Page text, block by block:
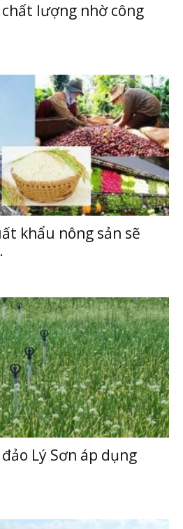
lượng nhờ công
khẩu nông sản sẽ
Lý Sơn áp dụng